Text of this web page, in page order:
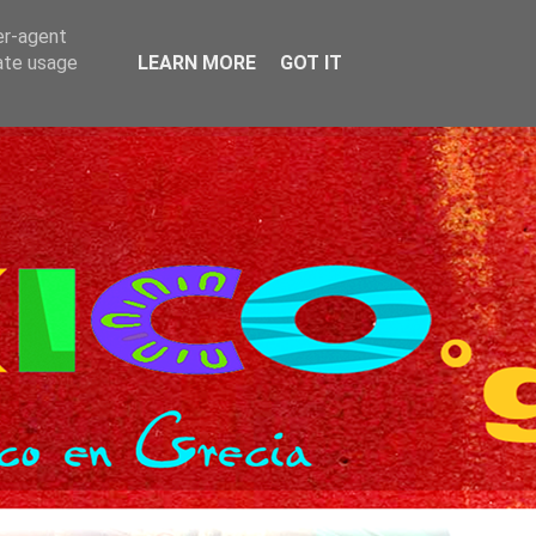
agent
usage
LEARN MORE GOT IT